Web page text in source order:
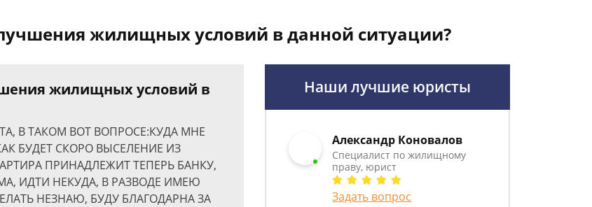
жилищных условий в данной ситуации?
жилищных условий в
В ТАКОМ ВОТ ВОПРОСЕ:КУДА МНЕ
БУДЕТ СКОРО ВЫСЕЛЕНИЕ ИЗ
ПРИНАДЛЕЖИТ ТЕПЕРЬ БАНКУ,
ИДТИ НЕКУДА, В РАЗВОДЕ ИМЕЮ
НЕЗНАЮ, БУДУ БЛАГОДАРНА ЗА
Наши лучшие юристы
Александр Коновалов
Специалист по жилищному
праву, юрист
Задать вопрос